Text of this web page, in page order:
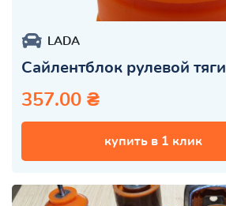
LADA
Сайлентблок рулевой тяги
357.00 ₴
купить в 1 клик